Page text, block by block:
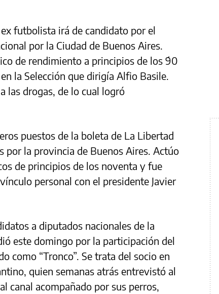
futbolista irá de candidato por el
por la Ciudad de Buenos Aires.
de rendimiento a principios de los ´90
la Selección que dirigía Alfio Basile.
las drogas, de lo cual logró
puestos de la boleta de La Libertad
por la provincia de Buenos Aires. Actúo
de principios de los noventa y fue
personal con el presidente Javier
a diputados nacionales de la
este domingo por la participación del
como “Tronco”. Se trata del socio en
quien semanas atrás entrevistó al
canal acompañado por sus perros,